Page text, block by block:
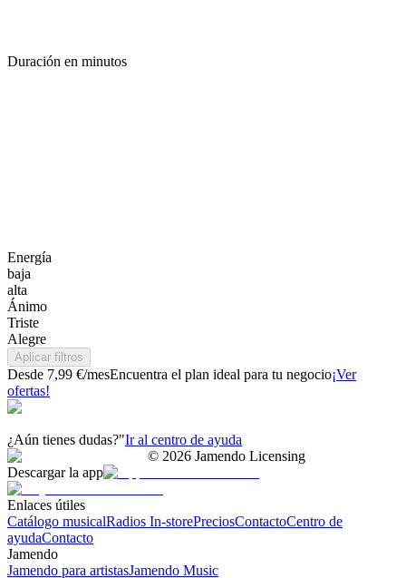
Duración en minutos
Energía
baja
alta
Ánimo
Triste
Alegre
Aplicar filtros
Desde 7,99 €/mesEncuentra el plan ideal para tu negocio¡Ver
ofertas!
¿Aún tienes dudas?"Ir al centro de ayuda
© 2026 Jamendo Licensing
Descargar la app
Enlaces útiles
Catálogo musicalRadios In-storePreciosContactoCentro de
ayudaContacto
Jamendo
Jamendo para artistasJamendo Music